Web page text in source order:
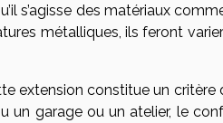
s’agisse des matériaux
métalliques, ils feront
extension constitue un
un garage ou un atelier, le